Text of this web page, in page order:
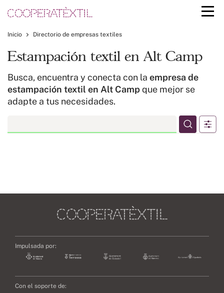
Inicio Directorio de empresas textiles
Estampación textil en Alt Camp
Busca, encuentra y conecta con la empresa de
estampación textil en Alt Camp que mejor se
adapte a tus necesidades.
Impulsada por:
Con el soporte de: